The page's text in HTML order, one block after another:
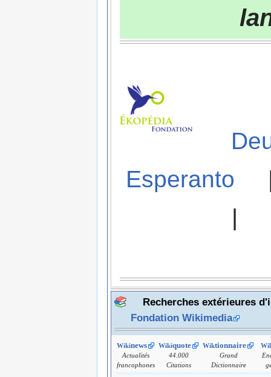
Esperanto
|
Recherches extérieures
Fondation Wikimedia
Wikinews
Actualités
francophones
Wikiquote
44.000
Citations
Wiktionnaire
Grand
Dictionnaire